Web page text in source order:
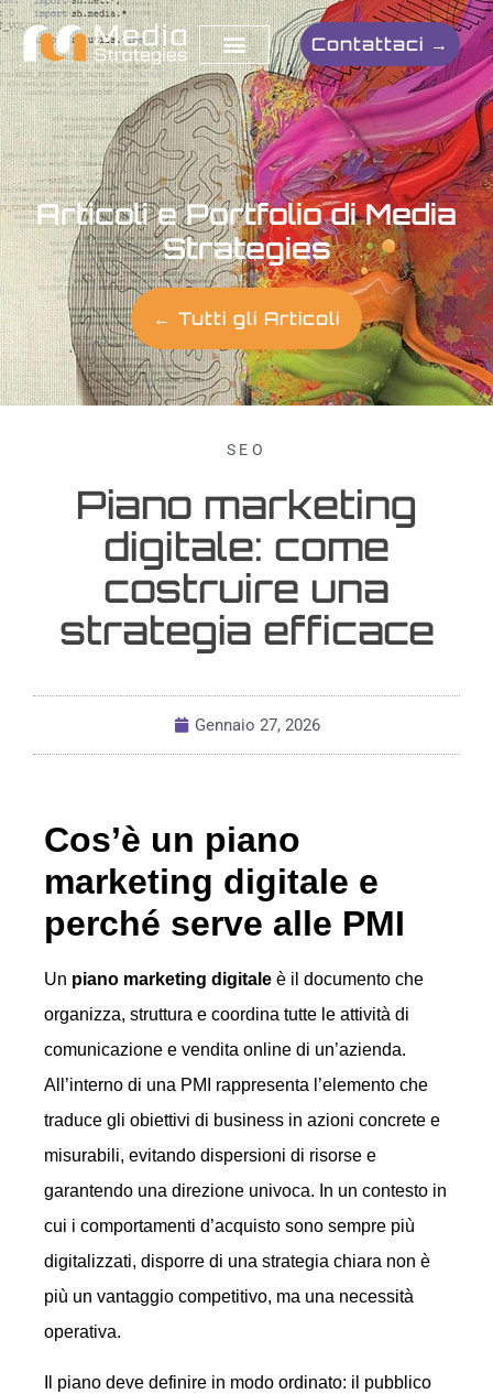
Contattaci →
Articoli e Portfolio di Media
Strategies
← Tutti gli Articoli
SEO
Piano marketing
digitale: come
costruire una
strategia efficace
Gennaio 27, 2026
Cos’è un piano
marketing digitale e
perché serve alle PMI
Un piano marketing digitale è il documento che
organizza, struttura e coordina tutte le attività di
comunicazione e vendita online di un’azienda.
All’interno di una PMI rappresenta l’elemento che
traduce gli obiettivi di business in azioni concrete e
misurabili, evitando dispersioni di risorse e
garantendo una direzione univoca. In un contesto in
cui i comportamenti d’acquisto sono sempre più
digitalizzati, disporre di una strategia chiara non è
più un vantaggio competitivo, ma una necessità
operativa.
Il piano deve definire in modo ordinato: il pubblico